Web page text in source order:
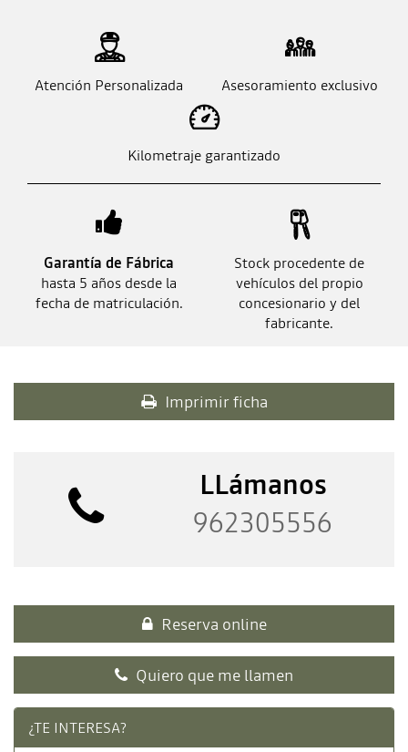
Atención Personalizada Asesoramiento exclusivo
Kilometraje garantizado
Garantía de Fábrica
hasta 5 años desde la
fecha de matriculación.
Stock procedente de
vehículos del propio
concesionario y del
fabricante.
Imprimir ficha
LLámanos
962305556
Reserva online
Quiero que me llamen
¿TE INTERESA?